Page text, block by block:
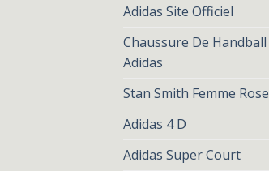
Adidas Site Officiel
Chaussure De Handball
Adidas
Stan Smith Femme Rose
Adidas 4 D
Adidas Super Court